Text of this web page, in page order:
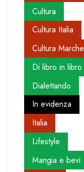
Cultura
Cultura Italia
Cultura Marche
Di libro in libro
Dialettando
In evidenza
Italia
Lifestyle
Mangia e bevi